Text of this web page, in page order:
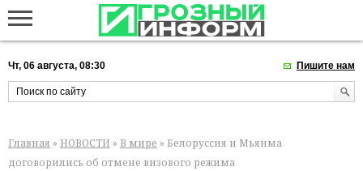
Чт, 06 августа, 08:30 Пишите нам
Главная » НОВОСТИ » В мире » Белоруссия и Мьянма
договорились об отмене визового режима